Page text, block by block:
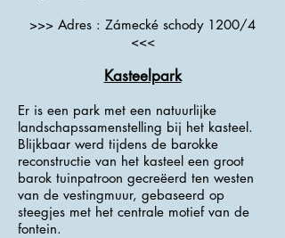
>>> Adres : Zámecké schody 1200/4
<<<
Kasteelpark
Er is een park met een natuurlijke
landschapssamenstelling bij het kasteel.
Blijkbaar werd tijdens de barokke
reconstructie van het kasteel een groot
barok tuinpatroon gecreëerd ten westen
van de vestingmuur, gebaseerd op
steegjes met het centrale motief van de
fontein.